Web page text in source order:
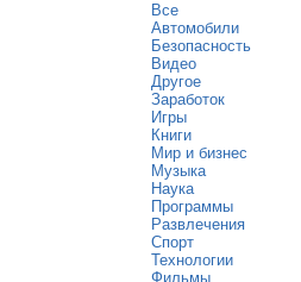
Все
Автомобили
Безопасность
Видео
Другое
Заработок
Игры
Книги
Мир и бизнес
Музыка
Наука
Программы
Развлечения
Спорт
Технологии
Фильмы